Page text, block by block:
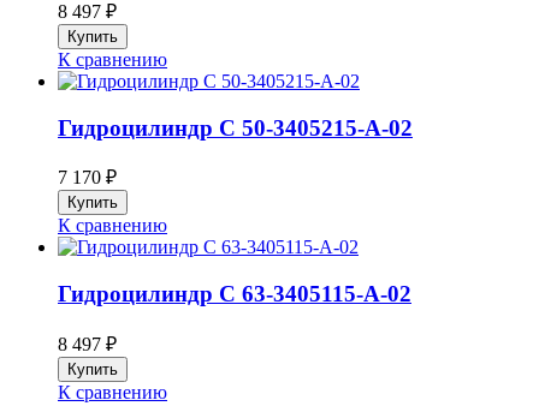
8 497 ₽
К сравнению
Гидроцилиндр C 50-3405215-А-02
7 170 ₽
К сравнению
Гидроцилиндр C 63-3405115-А-02
8 497 ₽
К сравнению